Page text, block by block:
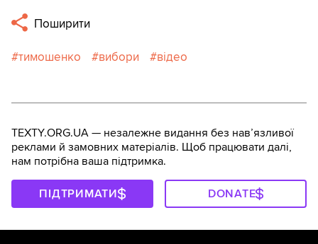
Поширити
тимошенко вибори відео
TEXTY.ORG.UA — незалежне видання без навʼязливої
реклами й замовних матеріалів. Щоб працювати далі,
нам потрібна ваша підтримка.
ПІДТРИМАТИ DONATE